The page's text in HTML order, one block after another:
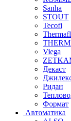
Sanha
STOUT
Tecofi
Viega
Декаст
Ридан
Формат
Автоматика